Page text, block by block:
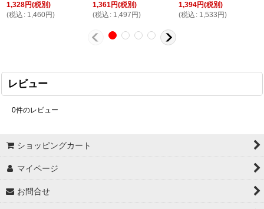
1,328円(税別)
(税込 : 1,460円)
1,361円(税別)
(税込 : 1,497 円)
1,394円(税別)
(税込 : 1,533 円)
レビュー
0件のレビュー
ショッピングカート
マイページ
お問合せ